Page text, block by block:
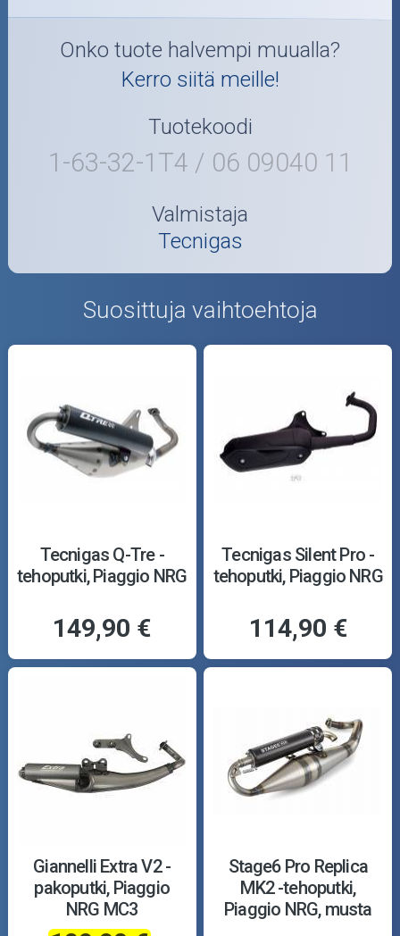
Onko tuote halvempi muualla?
Kerro siitä meille!
Tuotekoodi
1-63-32-1T4 / 06 09040 11
Valmistaja
Tecnigas
Suosittuja vaihtoehtoja
Tecnigas Q-Tre -
tehoputki, Piaggio NRG
149,90 €
Tecnigas Silent Pro -
tehoputki, Piaggio NRG
114,90 €
Giannelli Extra V2 -
pakoputki, Piaggio
NRG MC3
Stage6 Pro Replica
MK2 -tehoputki,
Piaggio NRG, musta